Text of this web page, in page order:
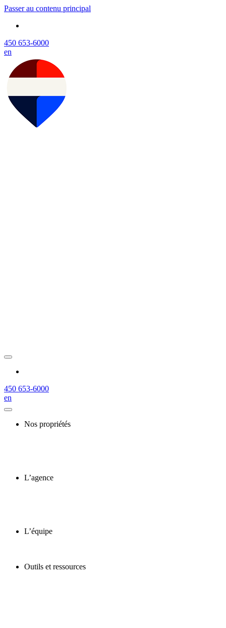
Passer au contenu principal
450 653-6000
en
450 653-6000
en
Nos propriétés
L’agence
L’équipe
Outils et ressources